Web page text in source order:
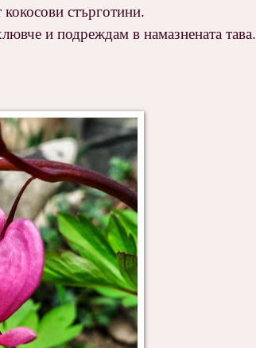
стърготини.
и подреждам в намазнената тава.